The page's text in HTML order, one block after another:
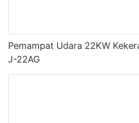
Pemampat Udara 22KW
J-22AG